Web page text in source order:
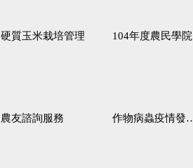
硬質玉米栽培管理 104年度農民學院
農友諮詢服務 作物病蟲疫情發生預測